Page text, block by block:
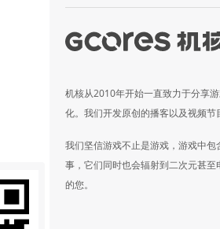
机核从2010年开始一直致力于分享
化。我们开发原创的播客以及视频节
我们坚信游戏不止是游戏，游戏中
事，它们同时也会辐射到二次元甚
的您。